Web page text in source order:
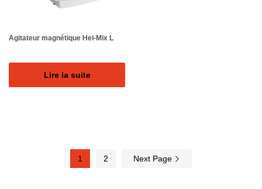
Agitateur magnétique Hei-Mix L
Lire la suite
1 2 Next Page